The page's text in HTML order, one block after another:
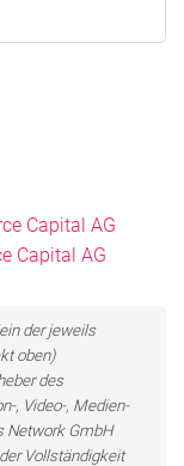
Capital AG
Capital AG
der jeweils
oben)
des
, Video-, Medien-
Network GmbH
Vollständigkeit